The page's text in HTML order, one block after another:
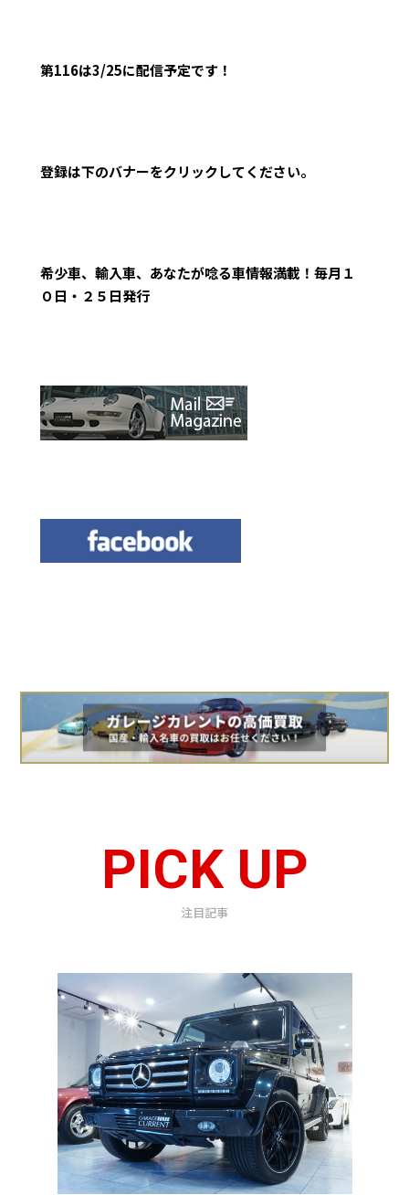
第116は3/25に配信予定です！
登録は下のバナーをクリックしてください。
希少車、輸入車、あなたが唸る車情報満載！毎月１
０日・２５日発行
PICK UP
注目記事